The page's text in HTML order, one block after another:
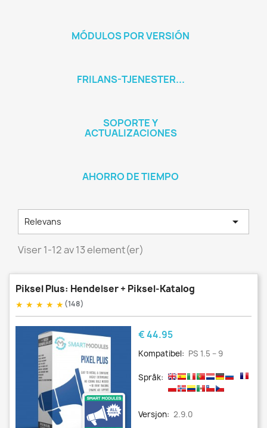
MÓDULOS POR VERSIÓN
FRILANS-TJENESTER...
SOPORTE Y
ACTUALIZACIONES
AHORRO DE TIEMPO
Relevans 
Viser 1-12 av 13 element(er)
Piksel Plus: Hendelser + Piksel-Katalog
★ ★ ★ ★ ★(148)
Pris
€ 44.95
Kompatibel: PS 1.5 – 9
Språk:
Versjon: 2.9.0